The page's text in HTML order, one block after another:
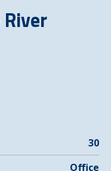
River
30
Office